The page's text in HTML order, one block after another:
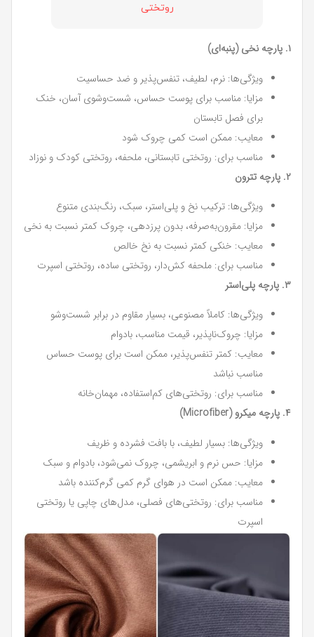
روتختی
۱. پارچه نخی (پنبه‌ای)
ویژگی‌ها: نرم، لطیف، تنفس‌پذیر و ضد حساسیت
مزایا: مناسب برای پوست حساس، شست‌وشوی آسان، خنک
برای فصل تابستان
معایب: ممکن است کمی چروک شود
مناسب برای: روتختی تابستانی، ملحفه، روتختی کودک و نوزاد
۲. پارچه تترون
ویژگی‌ها: ترکیب نخ و پلی‌استر، سبک، رنگ‌بندی متنوع
مزایا: مقرون‌به‌صرفه، بدون پرزدهی، چروک کمتر نسبت به نخی
معایب: خنکی کمتر نسبت به نخ خالص
مناسب برای: ملحفه کش‌دار، روتختی ساده، روتختی اسپرت
۳. پارچه پلی‌استر
ویژگی‌ها: کاملاً مصنوعی، بسیار مقاوم در برابر شست‌وشو
مزایا: چروک‌ناپذیر، قیمت مناسب، بادوام
معایب: کمتر تنفس‌پذیر، ممکن است برای پوست حساس
مناسب نباشد
مناسب برای: روتختی‌های کم‌استفاده، مهمان‌خانه
۴. پارچه میکرو (Microfiber)
ویژگی‌ها: بسیار لطیف، با بافت فشرده و ظریف
مزایا: حس نرم و ابریشمی، چروک نمی‌شود، بادوام و سبک
معایب: ممکن است در هوای گرم کمی گرم‌کننده باشد
مناسب برای: روتختی‌های فصلی، مدل‌های چاپی یا روتختی
اسپرت